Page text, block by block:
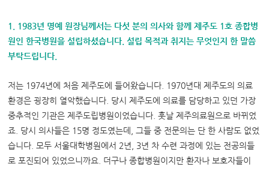
1. 1983년 명예 원장님께서는 다섯 분의 의사와 함께 제주도 1호 종합병
원인 한국병원을 설립하셨습니다. 설립 목적과 취지는 무엇인지 한 말씀
부탁드립니다.
저는 1974년에 처음 제주도에 들어왔습니다. 1970년대 제주도의 의료
환경은 굉장히 열악했습니다. 당시 제주도에 의료를 담당하고 있던 가장
중추적인 기관은 제주도립병원이었습니다. 훗날 제주의료원으로 바뀌었
죠. 당시 의사들은 15명 정도였는데, 그들 중 전문의는 단 한 사람도 없었
습니다. 모두 서울대학병원에서 2년, 3년 차 수련 과정에 있는 전공의들
로 포진되어 있었으니까요. 더구나 종합병원이지만 환자나 보호자들이